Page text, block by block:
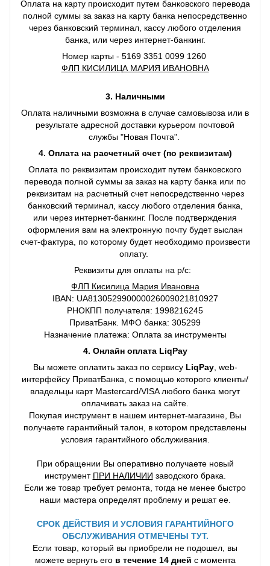
Оплата на карту происходит путем банковского перевода
полной суммы за заказ на карту банка непосредственно
через банковский терминал, кассу любого отделения
банка, или через интернет-банкинг.
Номер карты - 5169 3351 0099 1260
ФЛП КИСИЛИЦА МАРИЯ ИВАНОВНА
3. Наличными
Оплата наличными возможна в случае самовывоза или в
результате адресной доставки курьером почтовой
службы "Новая Почта".
4. Оплата на расчетный счет (по реквизитам)
Оплата по реквизитам происходит путем банковского
перевода полной суммы за заказ на карту банка или по
реквизитам на расчетный счет непосредственно через
банковский терминал, кассу любого отделения банка,
или через интернет-банкинг. После подтверждения
оформления вам на электронную почту будет выслан
счет-фактура, по которому будет необходимо произвести
оплату.
Реквизиты для оплаты на р/с:
ФЛП Кисилица Мария Ивановна
IBAN: UA813052990000026009021810927
РНОКПП получателя: 1998216245
ПриватБанк. МФО банка: 305299
Назначение платежа: Оплата за инструменты
4. Онлайн оплата LiqPay
Вы можете оплатить заказ по сервису LiqPay, web-
интерфейсу ПриватБанка, с помощью которого клиенты/
владельцы карт Mastercard/VISA любого банка могут
оплачивать заказ на сайте.
Покупая инструмент в нашем интернет-магазине, Вы
получаете гарантийный талон, в котором представлены
условия гарантийного обслуживания.
При обращении Вы оперативно получаете новый
инструмент ПРИ НАЛИЧИИ заводского брака.
Если же товар требует ремонта, тогда не менее быстро
наши мастера определят проблему и решат ее.
СРОК ДЕЙСТВИЯ И УСЛОВИЯ ГАРАНТИЙНОГО
ОБСЛУЖИВАНИЯ ОТМЕЧЕНЫ ТУТ.
Если товар, который вы приобрели не подошел, вы
можете вернуть его в течение 14 дней с момента